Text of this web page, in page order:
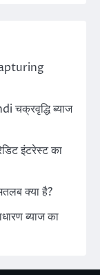
ब्याज
इंटरेस्ट का
क्या है?
ब्याज का